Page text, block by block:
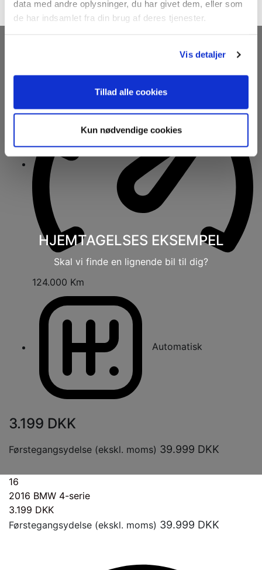
data med andre oplysninger, du har givet dem, eller som
de har indsamlet fra din brug af deres tjenester.
Vis detaljer
Tillad alle cookies
Kun nødvendige cookies
HJEMTAGELSES EKSEMPEL
Skal vi finde en lignende bil til dig?
124.000 Km
Automatisk
3.199 DKK
Førstegangsydelse (ekskl. moms) 39.999 DKK
16
2016 BMW 4-serie
3.199 DKK
Førstegangsydelse (ekskl. moms) 39.999 DKK